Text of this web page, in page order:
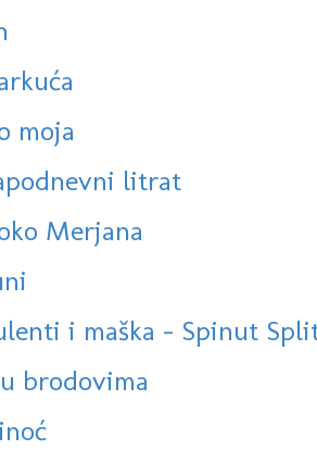
moja
litrat
Merjana
i maška - Spinut
brodovima